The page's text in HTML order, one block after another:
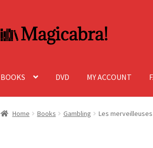
to
to
BOOKS DVD MY ACCOUNT
Home Books Gambling Les